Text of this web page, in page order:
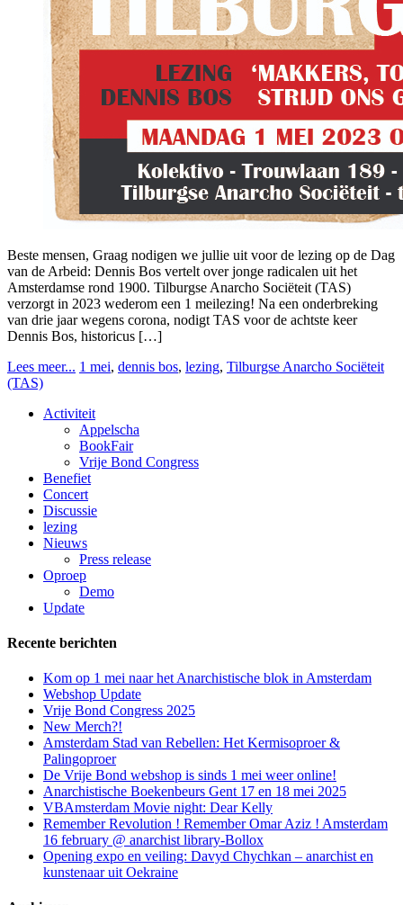
Beste mensen, Graag nodigen we jullie uit voor de lezing op de Dag
van de Arbeid: Dennis Bos vertelt over jonge radicalen uit het
Amsterdamse rond 1900. Tilburgse Anarcho Sociëteit (TAS)
verzorgt in 2023 wederom een 1 meilezing! Na een onderbreking
van drie jaar wegens corona, nodigt TAS voor de achtste keer
Dennis Bos, historicus […]
Lees meer... 1 mei, dennis bos, lezing, Tilburgse Anarcho Sociëteit
(TAS)
Activiteit
Appelscha
BookFair
Vrije Bond Congress
Benefiet
Concert
Discussie
lezing
Nieuws
Press release
Oproep
Demo
Update
Recente berichten
Kom op 1 mei naar het Anarchistische blok in Amsterdam
Webshop Update
Vrije Bond Congress 2025
New Merch?!
Amsterdam Stad van Rebellen: Het Kermisoproer &
Palingoproer
De Vrije Bond webshop is sinds 1 mei weer online!
Anarchistische Boekenbeurs Gent 17 en 18 mei 2025
VBAmsterdam Movie night: Dear Kelly
Remember Revolution ! Remember Omar Aziz ! Amsterdam
16 february @ anarchist library-Bollox
Opening expo en veiling: Davyd Chychkan – anarchist en
kunstenaar uit Oekraine